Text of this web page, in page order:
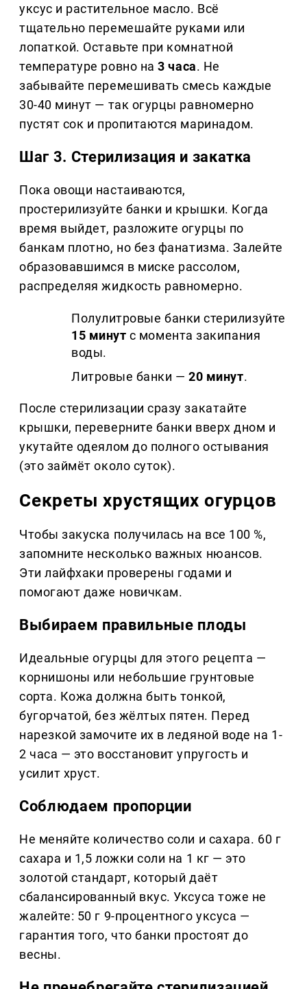
уксус и растительное масло. Всё
тщательно перемешайте руками или
лопаткой. Оставьте при комнатной
температуре ровно на3 часа. Не
забывайте перемешивать смесь каждые
30-40 минут — так огурцы равномерно
пустят сок и пропитаются маринадом.
Шаг 3. Стерилизация и закатка
Пока овощи настаиваются,
простерилизуйте банки и крышки. Когда
время выйдет, разложите огурцы по
банкам плотно, но без фанатизма. Залейте
образовавшимся в миске рассолом,
распределяя жидкость равномерно.
Полулитровые банки стерилизуйте
15 минут с момента закипания
воды.
Литровые банки —20 минут.
После стерилизации сразу закатайте
крышки, переверните банки вверх дном и
укутайте одеялом до полного остывания
(это займёт около суток).
Секреты хрустящих огурцов
Чтобы закуска получилась на все 100 %,
запомните несколько важных нюансов.
Эти лайфхаки проверены годами и
помогают даже новичкам.
Выбираем правильные плоды
Идеальные огурцы для этого рецепта —
корнишоны или небольшие грунтовые
сорта. Кожа должна быть тонкой,
бугорчатой, без жёлтых пятен. Перед
нарезкой замочите их в ледяной воде на 1-
2 часа — это восстановит упругость и
усилит хруст.
Соблюдаем пропорции
Не меняйте количество соли и сахара. 60 г
сахара и 1,5 ложки соли на 1 кг — это
золотой стандарт, который даёт
сбалансированный вкус. Уксуса тоже не
жалейте: 50 г 9-процентного уксуса —
гарантия того, что банки простоят до
весны.